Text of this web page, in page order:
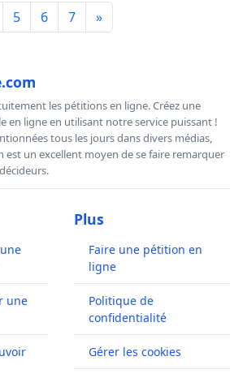
5 6 7 »
les pétitions en ligne. Créez une
en ligne en utilisant notre service puissant !
tous les jours dans divers médias,
est un excellent moyen de se faire remarquer
une
Plus
Faire une pétition en
ligne
Politique de
confidentialité
Gérer les cookies